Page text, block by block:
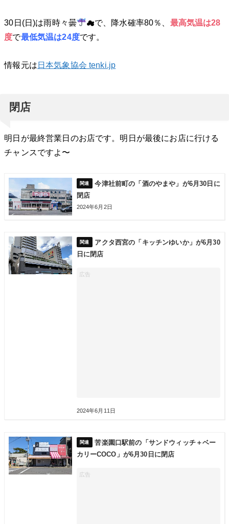
30日(日)は雨時々曇 ☁で、降水確率80％、 最高気温は28
度で最低気温は24度です。
情報元は日本気象協会 tenki.jp
閉店
明日が最終営業日のお店です。明日が最後にお店に行ける
チャンスですよ〜
今津社前町の「酒のやまや」が6月30日に
閉店
2024年6月2日
アクタ西宮の「キッチンゆいか」が6月30
日に閉店
2024年6月11日
苦楽園口駅前の「サンドウィッチ＋ベー
カリーCOCO」が6月30日に閉店